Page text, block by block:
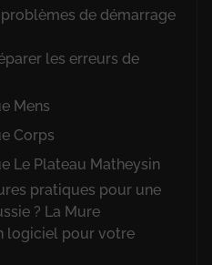
de démarrage
les erreurs de
Mens
Corps
Le Plateau Matheysin
pratiques pour une
? La Mure
logiciel pour votre